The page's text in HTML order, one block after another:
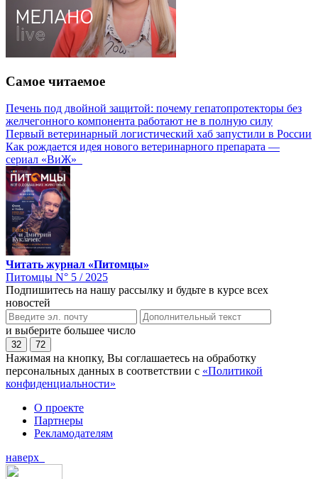
Самое читаемое
Печень под двойной защитой: почему гепатопротекторы без
желчегонного компонента работают не в полную силу
Первый ветеринарный логистический хаб запустили в России
Как рождается идея нового ветеринарного препарата —
сериал «ВиЖ»
Читать журнал «Питомцы»
Питомцы N° 5 / 2025
Подпишитесь на нашу рассылку и будьте в курсе всех
новостей
и выберите большее число
32 72
Нажимая на кнопку, Вы соглашаетесь на обработку
персональных данных в соответствии с «Политикой
конфиденциальности»
О проекте
Партнеры
Рекламодателям
наверх